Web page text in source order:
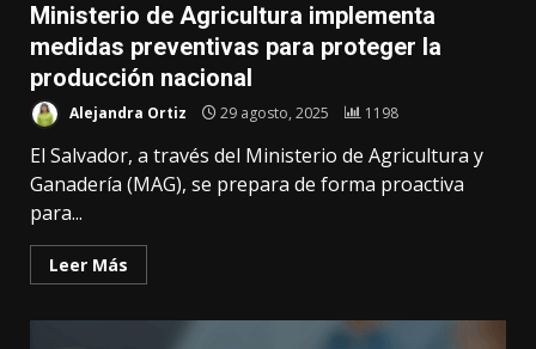
Ministerio de Agricultura implementa
medidas preventivas para proteger la
producción nacional
Alejandra Ortiz 29 agosto, 2025 1198
El Salvador, a través del Ministerio de Agricultura y
Ganadería (MAG), se prepara de forma proactiva
para...
Leer Más